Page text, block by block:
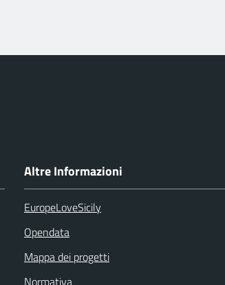
Altre Informazioni
EuropeLoveSicily
Opendata
Mappa dei progetti